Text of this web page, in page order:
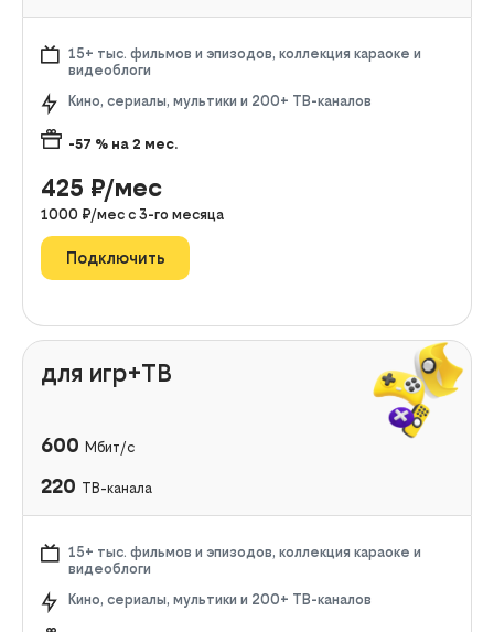
15+ тыс. фильмов и эпизодов, коллекция караоке и
видеоблоги
Кино, сериалы, мультики и 200+ ТВ-каналов
-57 % на 2 мес.
425 ₽/мес
1000 ₽/мес с 3-го месяца
Подключить
для игр+ТВ
600 Мбит/с
220 ТВ-канала
15+ тыс. фильмов и эпизодов, коллекция караоке и
видеоблоги
Кино, сериалы, мультики и 200+ ТВ-каналов